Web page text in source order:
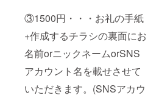
③1500円・・・お礼の手紙
+作成するチラシの裏面にお
名前orニックネームorSNS
アカウント名を載せさせて
いただきます。(SNSアカウ